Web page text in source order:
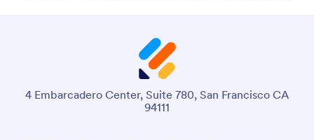
4 Embarcadero Center, Suite 780, San Francisco CA
94111